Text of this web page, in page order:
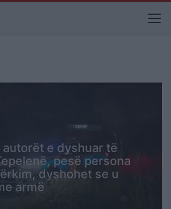
e dyshuar të
pesë persona
dyshohet se u
armë